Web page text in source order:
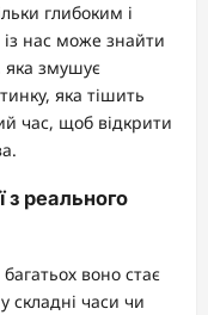
глибоким і
нас може знайти
яка змушує
яка тішить
час, щоб відкрити
з реального
воно стає
часи чи